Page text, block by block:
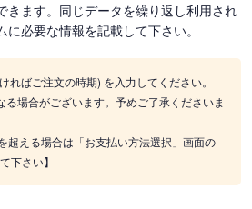
きます。同じデータを繰り返し利用され
必要な情報を記載して下さい。
ればご注文の時期) を入力してください。
場合がございます。予めご了承くださいま
超える場合は「お支払い方法選択」画面の
下さい】